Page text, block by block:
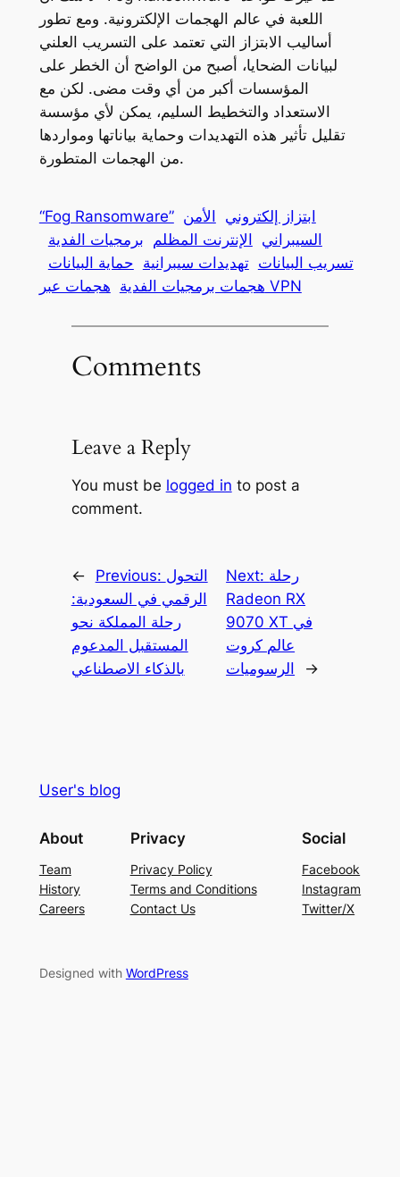
اللعبة في عالم الهجمات الإلكترونية. ومع تطور
أساليب الابتزاز التي تعتمد على التسريب العلني
لبيانات الضحايا، أصبح من الواضح أن الخطر على
المؤسسات أكبر من أي وقت مضى. لكن مع
الاستعداد والتخطيط السليم، يمكن لأي مؤسسة
تقليل تأثير هذه التهديدات وحماية بياناتها ومواردها
من الهجمات المتطورة.
“Fog Ransomware” ابتزاز إلكتروني
الأمن
السيبراني
الإنترنت المظلم برمجيات الفدية
تسريب البيانات تهديدات سيبرانية حماية البيانات
هجمات برمجيات الفدية هجمات عبر VPN
Comments
Leave a Reply
You must be logged in to post a
comment.
← Previous: التحول
الرقمي في السعودية:
رحلة المملكة نحو
المستقبل المدعوم
بالذكاء الاصطناعي
Next: رحلة
Radeon RX
9070 XT في
عالم كروت
الرسوميات
→
User's blog
About
Team
History
Careers
Privacy
Privacy Policy
Terms and Conditions
Contact Us
Social
Facebook
Instagram
Twitter/X
Designed with WordPress